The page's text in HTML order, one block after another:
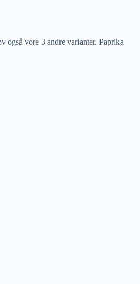
også vore 3 andre varianter. Paprika